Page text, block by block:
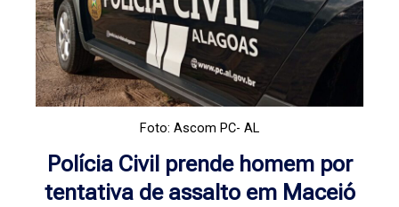
Foto: Ascom PC- AL
Polícia Civil prende homem por
tentativa de assalto em Maceió